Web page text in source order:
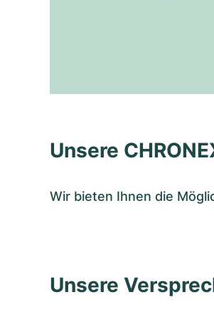
Unsere
Wir bieten Ihnen die
Unsere